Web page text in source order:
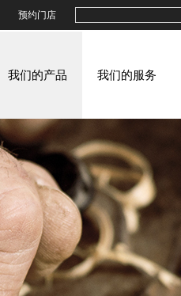
预约门店
我们的产品 我们的服务